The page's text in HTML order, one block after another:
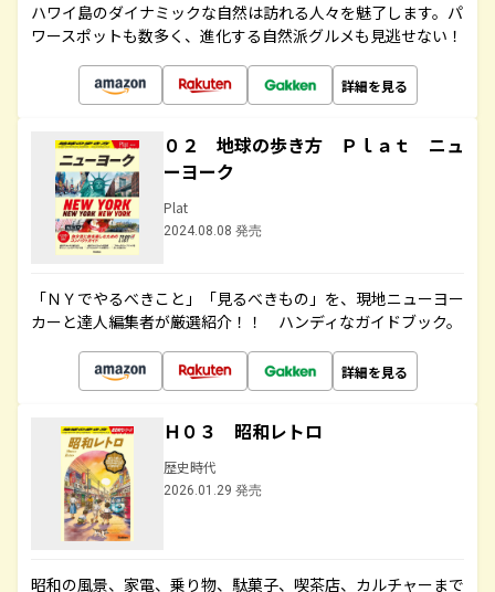
ハワイ島のダイナミックな自然は訪れる人々を魅了します。パ
ワースポットも数多く、進化する自然派グルメも見逃せない！
詳細を見る
０２ 地球の歩き方 Ｐｌａｔ ニュ
ーヨーク
Plat
2024.08.08 発売
「ＮＹでやるべきこと」「見るべきもの」を、現地ニューヨー
カーと達人編集者が厳選紹介！！ ハンディなガイドブック。
詳細を見る
Ｈ０３ 昭和レトロ
歴史時代
2026.01.29 発売
昭和の風景、家電、乗り物、駄菓子、喫茶店、カルチャーまで